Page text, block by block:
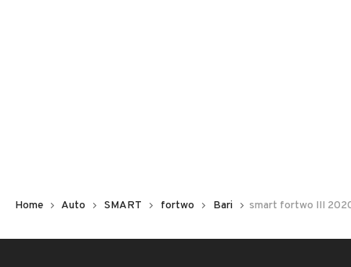
Home Auto SMART fortwo Bari smart fortwo III